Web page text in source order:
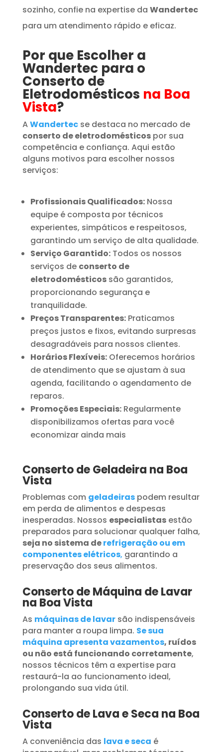
sozinho, confie na expertise da Wandertec
para um atendimento rápido e eficaz.
Por que Escolher a
Wandertec para o
Conserto de
Eletrodomésticos na Boa
Vista?
AWandertecse destaca no mercado de
conserto de eletrodomésticospor sua
competência e confiança. Aqui estão
alguns motivos para escolher nossos
serviços:
Profissionais Qualificados:Nossa
equipe é composta por técnicos
experientes, simpáticos e respeitosos,
garantindo um serviço de alta qualidade.
Serviço Garantido:Todos os nossos
serviços de conserto de
eletrodomésticossão garantidos,
proporcionando segurança e
tranquilidade.
Preços Transparentes:Praticamos
preços justos e fixos, evitando surpresas
desagradáveis para nossos clientes.
Horários Flexíveis:Oferecemos horários
de atendimento que se ajustam à sua
agenda, facilitando o agendamento de
reparos.
Promoções Especiais:Regularmente
disponibilizamos ofertas para você
economizar ainda mais
Conserto de Geladeira na Boa
Vista
Problemas com geladeiraspodem resultar
em perda de alimentos e despesas
inesperadas. Nossos especialistasestão
preparados para solucionar qualquer falha,
seja no sistema derefrigeração ou em
componentes elétricos, garantindo a
preservação dos seus alimentos.
Conserto de Máquina de Lavar
na Boa Vista
As máquinas de lavar são indispensáveis
para manter a roupa limpa. Se sua
máquina apresenta vazamentos, ruídos
ou não está funcionando corretamente,
nossos técnicos têm a expertise para
restaurá-la ao funcionamento ideal,
prolongando sua vida útil.
Conserto de Lava e Seca na Boa
Vista
A conveniência das lava e seca é